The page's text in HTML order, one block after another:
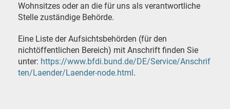
Wohnsitzes oder an die für uns als verantwortliche
Stelle zuständige Behörde.
Eine Liste der Aufsichtsbehörden (für den
nichtöffentlichen Bereich) mit Anschrift finden Sie
unter: https://www.bfdi.bund.de/DE/Service/Anschrif
ten/Laender/Laender-node.html.